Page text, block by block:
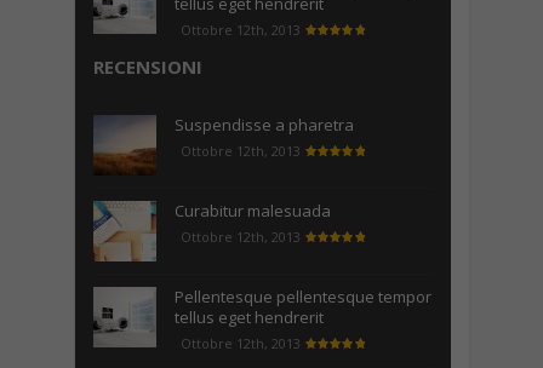
Ottobre 12th, 2013
RECENSIONI
Suspendisse a pharetra
Ottobre 12th, 2013
Curabitur malesuada
Ottobre 12th, 2013
Pellentesque pellentesque tempor
tellus eget hendrerit
Ottobre 12th, 2013